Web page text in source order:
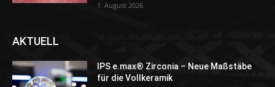
1. August 2026
AKTUELL
IPS e.max® Zirconia – Neue Maßstäbe
für die Vollkeramik